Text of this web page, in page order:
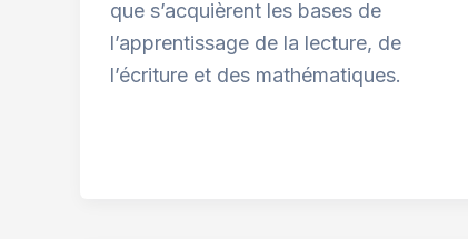
que s’acquièrent les bases de
l’apprentissage de la lecture, de
l’écriture et des mathématiques.